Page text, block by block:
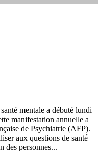
mentale a débuté lundi
manifestation annuelle a
de Psychiatrie (AFP).
aux questions de santé
des personnes...